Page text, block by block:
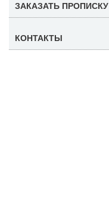
ЗАКАЗАТЬ ПРОПИСКУ
КОНТАКТЫ